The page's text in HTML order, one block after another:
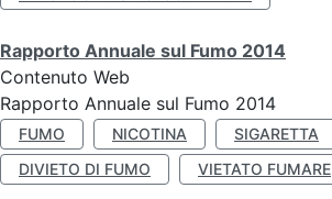
Rapporto Annuale sul Fumo 2014
Contenuto Web
Rapporto Annuale sul Fumo 2014
FUMO NICOTINA SIGARETTA
DIVIETO DI FUMO
VIETATO FUMARE